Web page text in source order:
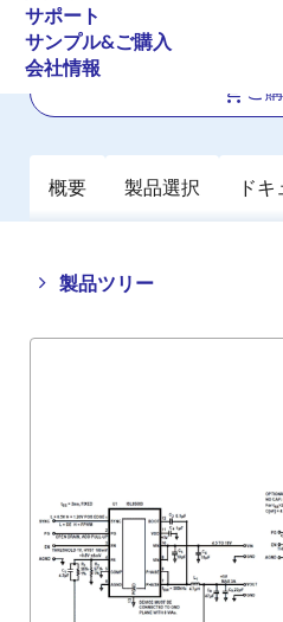
サポート
サンプル&ご購入
会社情報
ご
概要 製品選択 ドキ
製品ツリー
Close
tree
Open
tree